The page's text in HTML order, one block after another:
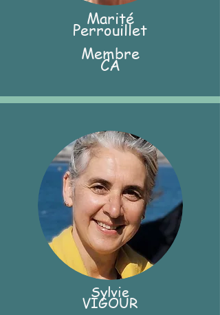
Marité
Perrouillet
Membre
CA
Sylvie
VIGOUR